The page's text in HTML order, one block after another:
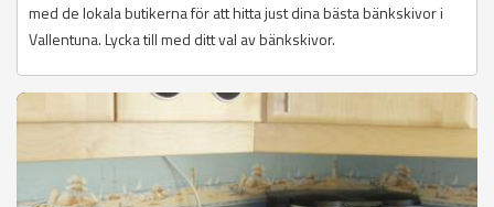
med de lokala butikerna för att hitta just dina bästa bänkskivor i
Vallentuna. Lycka till med ditt val av bänkskivor.